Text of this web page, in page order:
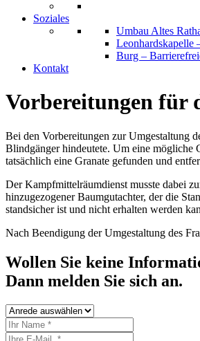
Soziales
Umbau Altes
Leonhardskapelle
Burg –
Kontakt
Vorbereitungen für
Bei den Vorbereitungen zur Umgestaltung
Blindgänger hindeutete. Um eine mögliche
tatsächlich eine Granate gefunden und
Der Kampfmittelräumdienst musste dabei
hinzugezogener Baumgutachter, der die
standsicher ist und nicht erhalten werden
Nach Beendigung der Umgestaltung des
Wollen Sie keine
Dann melden Sie sich an.